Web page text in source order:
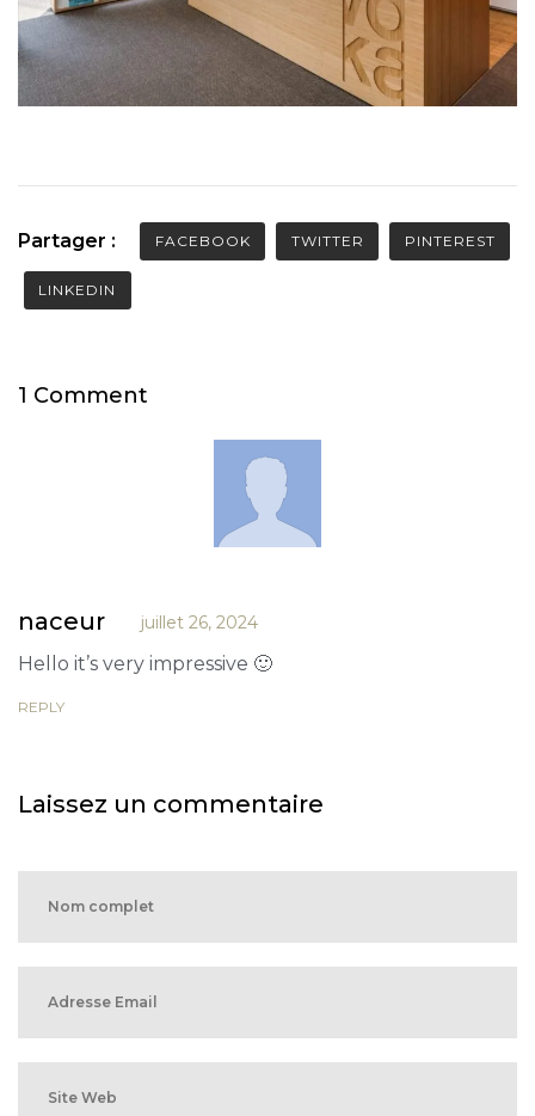
Partager : FACEBOOK TWITTER PINTEREST
LINKEDIN
1 Comment
naceur juillet 26, 2024
Hello it’s very impressive 🙂
REPLY
Laissez un commentaire